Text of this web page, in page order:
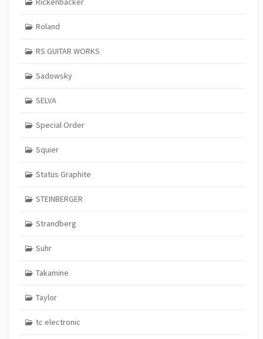
Roland
RS GUITAR WORKS
Sadowsky
SELVA
Special Order
Squier
Status Graphite
STEINBERGER
Strandberg
Suhr
Takamine
Taylor
tc electronic